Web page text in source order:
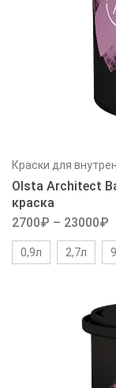
Краски для
Olsta Architect
краска
2700₽ – 23000₽
0,9л 2,7л